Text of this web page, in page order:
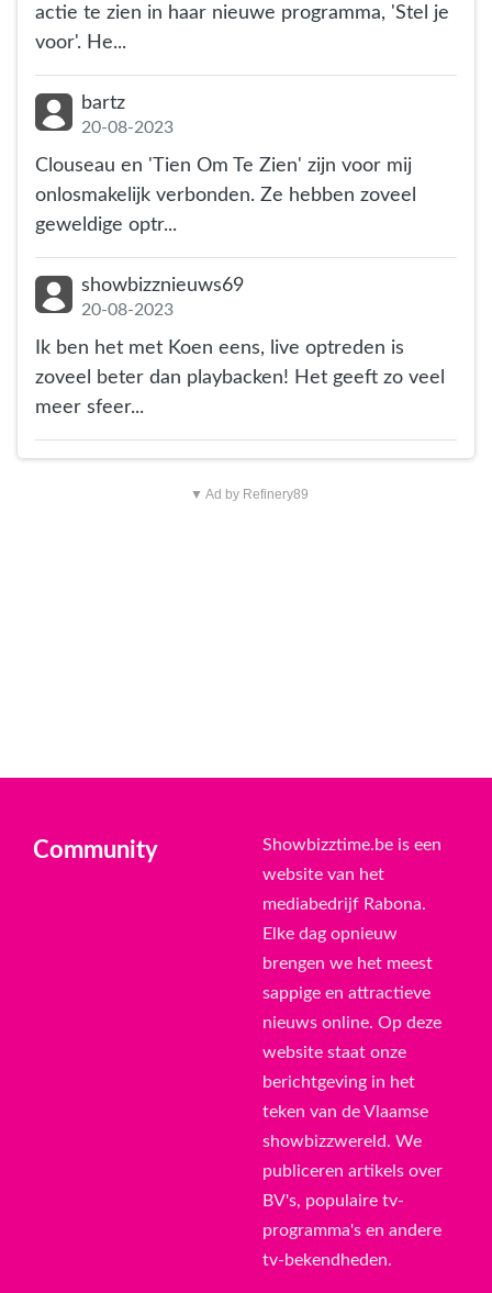
actie te zien in haar nieuwe programma, 'Stel je
voor'. He...
bartz
20-08-2023
Clouseau en 'Tien Om Te Zien' zijn voor mij
onlosmakelijk verbonden. Ze hebben zoveel
geweldige optr...
showbizznieuws69
20-08-2023
Ik ben het met Koen eens, live optreden is
zoveel beter dan playbacken! Het geeft zo veel
meer sfeer...
▼ Ad by Refinery89
Community
Showbizztime.be is een
website van het
mediabedrijf Rabona.
Elke dag opnieuw
brengen we het meest
sappige en attractieve
nieuws online. Op deze
website staat onze
berichtgeving in het
teken van de Vlaamse
showbizzwereld. We
publiceren artikels over
BV's, populaire tv-
programma's en andere
tv-bekendheden.